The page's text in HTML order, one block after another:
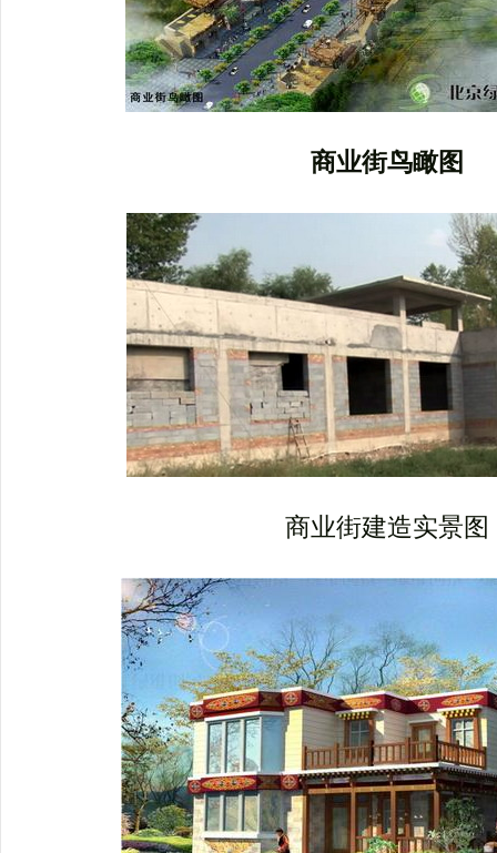
商业街鸟瞰图
商业街建造实景图